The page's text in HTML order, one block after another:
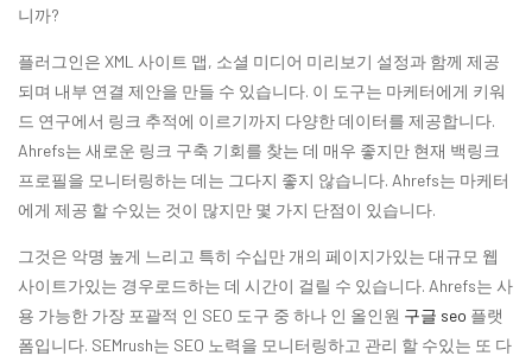
니까?
플러그인은 XML 사이트 맵, 소셜 미디어 미리보기 설정과 함께 제공
되며 내부 연결 제안을 만들 수 있습니다. 이 도구는 마케터에게 키워
드 연구에서 링크 추적에 이르기까지 다양한 데이터를 제공합니다.
Ahrefs는 새로운 링크 구축 기회를 찾는 데 매우 좋지만 현재 백링크
프로필을 모니터링하는 데는 그다지 좋지 않습니다. Ahrefs는 마케터
에게 제공 할 수있는 것이 많지만 몇 가지 단점이 있습니다.
그것은 악명 높게 느리고 특히 수십만 개의 페이지가있는 대규모 웹
사이트가있는 경우로드하는 데 시간이 걸릴 수 있습니다. Ahrefs는 사
용 가능한 가장 포괄적 인 SEO 도구 중 하나 인 올인원 구글 seo 플랫
폼입니다. SEMrush는 SEO 노력을 모니터링하고 관리 할 수있는 또 다